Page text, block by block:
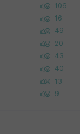
106
16
49
20
43
40
13
9